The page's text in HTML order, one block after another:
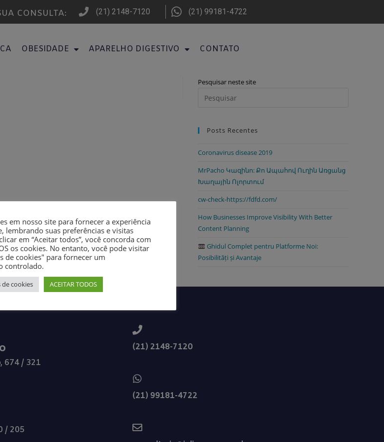
CONSULTA: (21) 2148-7120 (21) 99181-4722
OBESIDADE APARELHO DIGESTIVO CONTATO
Pesquisar neste site
Posts Recentes
Coronavirus disease 2019
MrPacho Կազինո: Քո Ապահով Ուղին Առցանց
Խաղային Ոլորտում
cw-check-https://fdfd.com/
How Businesses Improve Visibility With Better
Content Planning
Ghidul Complet pentru Platforme Noi:
Posibilități și Avantaje
674 / 321
/ 205
(21) 2148-7120
(21) 99181-4722
em nosso site para fornecer a experiência
lembrando suas preferências e visitas
em “Aceitar todos”, você concorda com
os cookies. No entanto, você pode visitar
de cookies" para fornecer um
controlado.
cookies ACEITAR TODOS